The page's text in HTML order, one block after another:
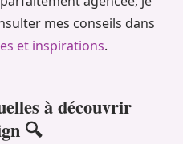
mes conseils dans
et inspirations.
à découvrir
🔍